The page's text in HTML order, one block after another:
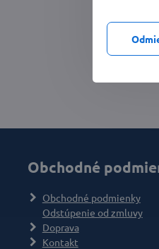
Obchodné
Obchodné podmienky
Odstúpenie od zmluvy
Doprava
Kontakt